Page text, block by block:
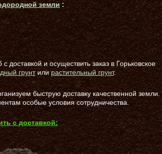
земли:
доставкой и осуществить заказ в Горьковское
грунтилирастительный грунт.
быструю доставку качественной земли.
особые условия сотрудничества.
с доставкой: